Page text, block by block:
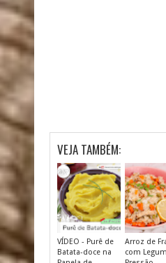
VEJA TAMBÉM:
VÍDEO - Purê de
Batata-doce na
Arroz de
com